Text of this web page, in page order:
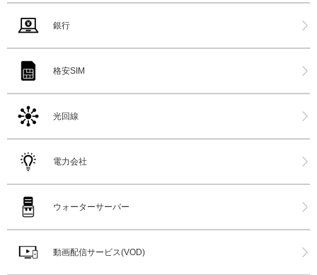
銀行
格安SIM
光回線
電力会社
ウォーターサーバー
動画配信サービス(VOD)